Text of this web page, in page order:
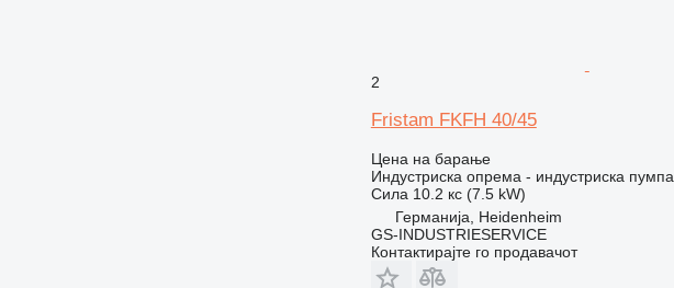
2
Fristam FKFH 40/45
Цена на барање
Индустриска опрема - индустриска пумпа
Сила 10.2 кс (7.5 kW)
Германија, Heidenheim
GS-INDUSTRIESERVICE
Контактирајте го продавачот